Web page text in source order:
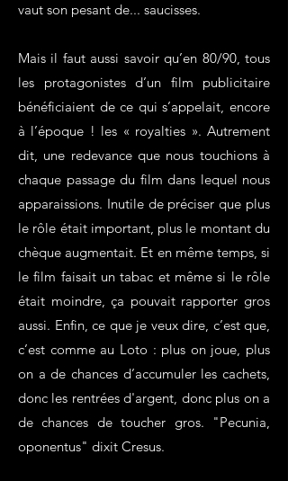
vaut son pesant de... saucisses.
Mais il faut aussi savoir qu’en 80/90, tous
les protagonistes d’un film publicitaire
bénéficiaient de ce qui s’appelait, encore
à l’époque ! les « royalties ». Autrement
dit, une redevance que nous touchions à
chaque passage du film dans lequel nous
apparaissions. Inutile de préciser que plus
le rôle était important, plus le montant du
chèque augmentait. Et en même temps, si
le film faisait un tabac et même si le rôle
était moindre, ça pouvait rapporter gros
aussi. Enfin, ce que je veux dire, c’est que,
c’est comme au Loto : plus on joue, plus
on a de chances d’accumuler les cachets,
donc les rentrées d'argent, donc plus on a
de chances de toucher gros. "Pecunia,
oponentus" dixit Cresus.